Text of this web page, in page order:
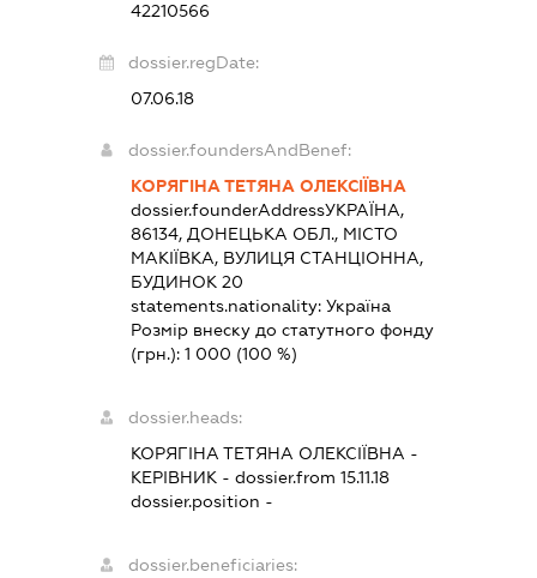
42210566
dossier.regDate:
07.06.18
dossier.foundersAndBenef:
КОРЯГІНА ТЕТЯНА ОЛЕКСІЇВНА
dossier.founderAddressУКРАЇНА,
86134, ДОНЕЦЬКА ОБЛ., МІСТО
МАКІЇВКА, ВУЛИЦЯ СТАНЦІОННА,
БУДИНОК 20
statements.nationality:Україна
Розмір внеску до статутного фонду
(грн.):1 000 (100 %)
dossier.heads:
КОРЯГІНА ТЕТЯНА ОЛЕКСІЇВНА -
КЕРІВНИК - dossier.from 15.11.18
dossier.position -
dossier.beneficiaries: